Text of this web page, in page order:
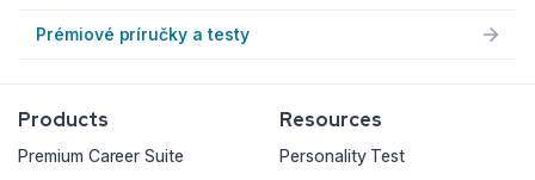
Prémiové príručky a testy
Products
Premium Career Suite
Resources
Personality Test